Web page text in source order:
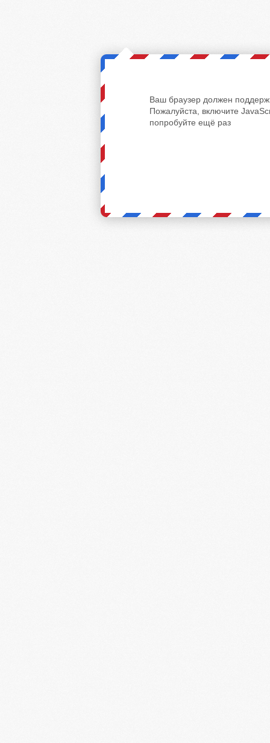
Ваш браузер должен
Пожалуйста, включите
попробуйте ещё раз